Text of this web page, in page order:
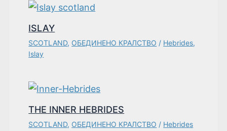
ISLAY
SCOTLAND, ОБЕДИНЕНО КРАЛСТВО / Hebrides,
Islay
THE INNER HEBRIDES
SCOTLAND, ОБЕДИНЕНО КРАЛСТВО / Hebrides